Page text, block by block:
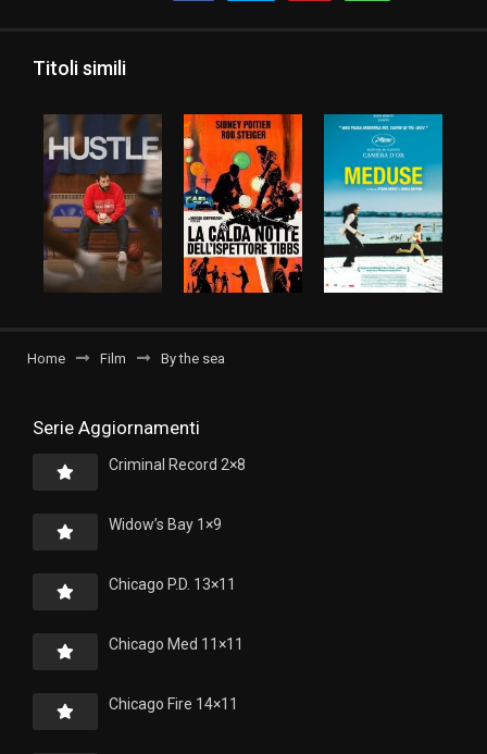
Titoli simili
Home Film By the sea
Serie Aggiornamenti
Criminal Record 2×8
Widow’s Bay 1×9
Chicago P.D. 13×11
Chicago Med 11×11
Chicago Fire 14×11